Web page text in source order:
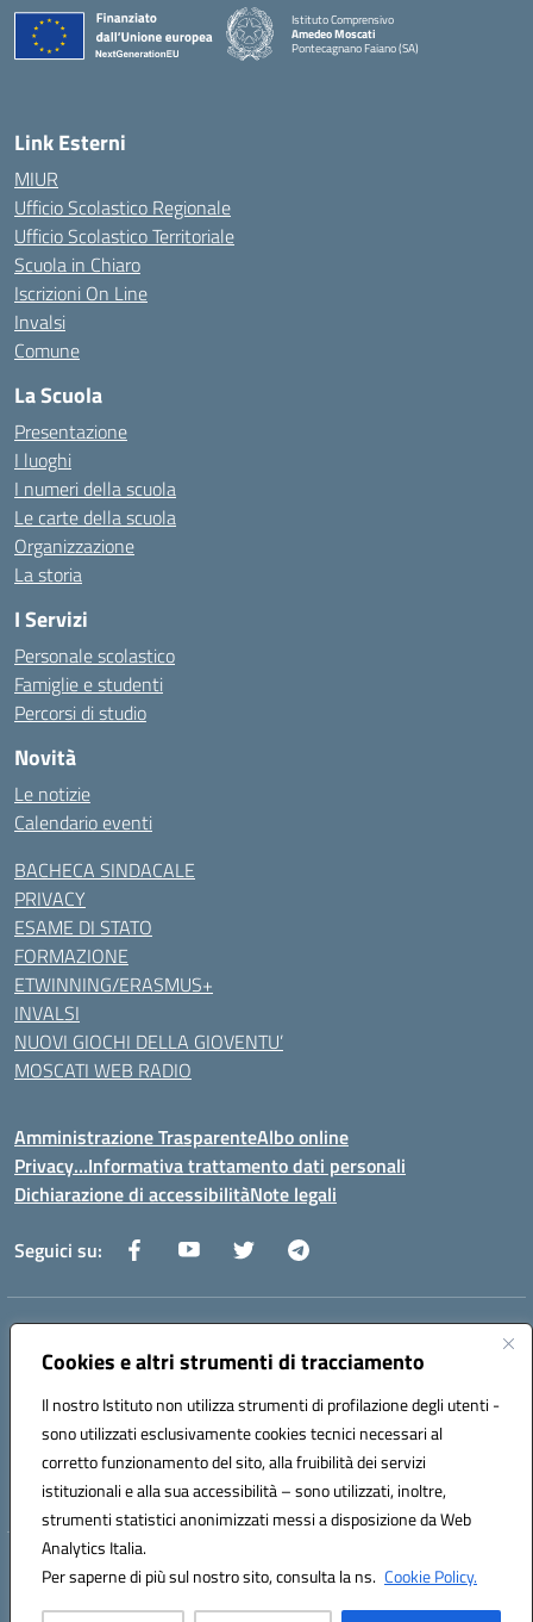
Cookies e altri strumenti di tracciamento
Il nostro Istituto non utilizza strumenti di profilazione degli utenti -
sono utilizzati esclusivamente cookies tecnici necessari al
corretto funzionamento del sito, alla fruibilità dei servizi
istituzionali e alla sua accessibilità – sono utilizzati, inoltre,
strumenti statistici anonimizzati messi a disposizione da Web
Analytics Italia.
Per saperne di più sul nostro sito, consulta la ns. Cookie Policy.
Istituto Comprensivo
Amedeo Moscati
Pontecagnano Faiano (SA)
— Visita la pagina iniziale della scuola
Link Esterni
MIUR
Ufficio Scolastico Regionale
Ufficio Scolastico Territoriale
Scuola in Chiaro
Iscrizioni On Line
Invalsi
Comune
La Scuola
Presentazione
I luoghi
I numeri della scuola
Le carte della scuola
Organizzazione
La storia
I Servizi
Personale scolastico
Famiglie e studenti
Percorsi di studio
Novità
Le notizie
Calendario eventi
BACHECA SINDACALE
PRIVACY
ESAME DI STATO
FORMAZIONE
ETWINNING/ERASMUS+
INVALSI
NUOVI GIOCHI DELLA GIOVENTU’
MOSCATI WEB RADIO
Amministrazione TrasparenteAlbo online
Privacy…Informativa trattamento dati personali
Dichiarazione di accessibilitàNote legali
Seguici su:
Indirizzo:
Centralino:089 201032 Email:saic88800v@istruzione.it
Codice fiscale: 80028930651
Codice meccanografico:
saic88800v
Codice unico di fatturazione (CUF): UFLEGP
Hosting & Powered by 3D Solution S.r.l.
Concept & Design by Designers Italia